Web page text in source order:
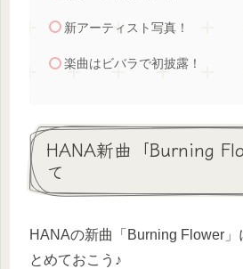
新アーティスト写真！
楽曲はビバラで初披露！
HANA新曲「Burning
て
HANAの新曲「Burning Flower」
とめておこう♪